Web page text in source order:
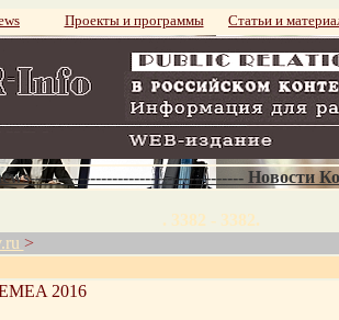
Проекты и программы Статьи и
Новости
. 3382 - 3382.
>
2016